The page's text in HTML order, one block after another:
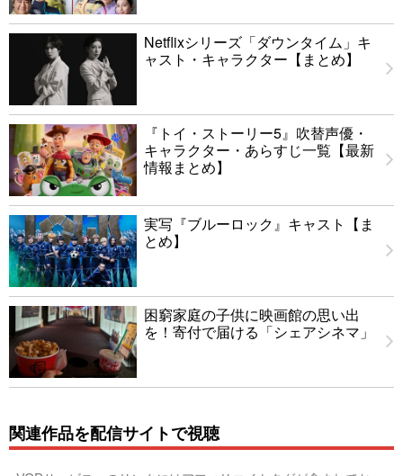
Netflixシリーズ「ダウンタイム」キ
ャスト・キャラクター【まとめ】
『トイ・ストーリー5』吹替声優・
キャラクター・あらすじ一覧【最新
情報まとめ】
実写『ブルーロック』キャスト【ま
とめ】
困窮家庭の子供に映画館の思い出
を！寄付で届ける「シェアシネマ」
関連作品を配信サイトで視聴